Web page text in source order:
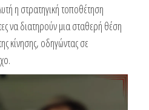
η στρατηγική τοποθέτηση
να διατηρούν μια σταθερή θέση
κίνησης, οδηγώντας σε